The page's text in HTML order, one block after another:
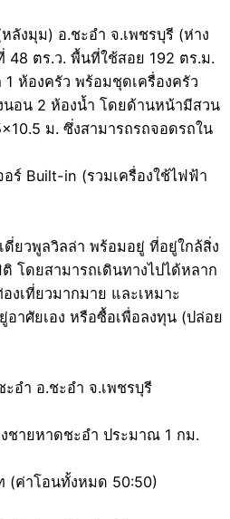
ลังมุม) อ.ชะอำ จ.เพชรบุรี (ห่าง
48 ตร.ว. พื้นที่ใช้สอย 192 ตร.ม.
ห้องครัว พร้อมชุดเครื่องครัว
อน 2 ห้องน้ำ โดยด้านหน้ามีสวน
ม. ซึ่งสามารถรถจอดรถใน
ร์ Built-in (รวมเครื่องใช้ไฟฟ้า
ดี่ยวพูลวิลล่า พร้อมอยู่ ที่อยู่ใกล้สิ่ง
โดยสามารถเดินทางไปได้หลาก
งเที่ยวมากมาย และเหมาะ
อาศัยเอง หรือซื้อเพื่อลงทุน (ปล่อย
อำ อ.ชะอำ จ.เพชรบุรี
ชายหาดชะอำ ประมาณ 1 กม.
(ค่าโอนทั้งหมด 50:50)